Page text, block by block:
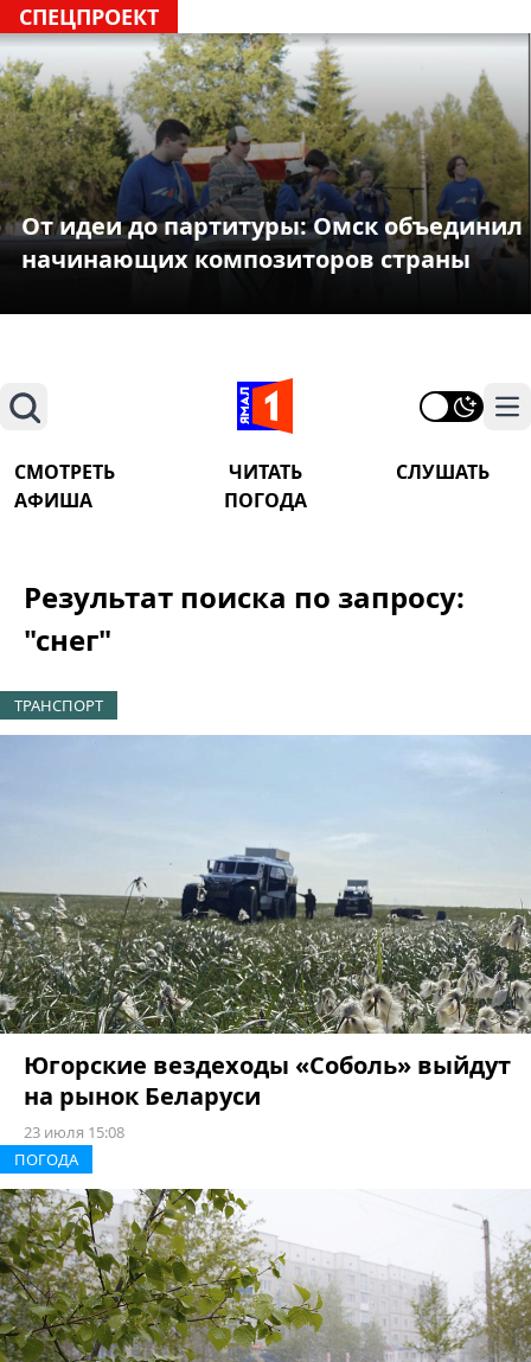
СПЕЦПРОЕКТ
От идеи до партитуры: Омск объединил
начинающих композиторов страны
Поиск
СМОТРЕТЬ ЧИТАТЬ
СЛУШАТЬ
АФИША
ПОГОДА
Результат поиска по запросу:
"снег"
ТРАНСПОРТ
Югорские вездеходы «Соболь» выйдут
на рынок Беларуси
23 июля 15:08
ПОГОДА